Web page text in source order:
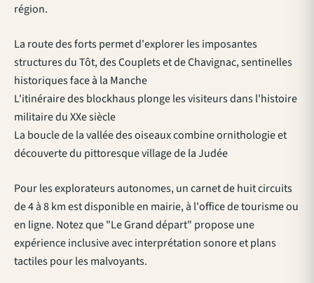
région.
La route des forts permet d'explorer les imposantes
structures du Tôt, des Couplets et de Chavignac, sentinelles
historiques face à la Manche
L'itinéraire des blockhaus plonge les visiteurs dans l'histoire
militaire du XXe siècle
La boucle de la vallée des oiseaux combine ornithologie et
découverte du pittoresque village de la Judée
Pour les explorateurs autonomes, un carnet de huit circuits
de 4 à 8 km est disponible en mairie, à l'office de tourisme ou
en ligne. Notez que "Le Grand départ" propose une
expérience inclusive avec interprétation sonore et plans
tactiles pour les malvoyants.